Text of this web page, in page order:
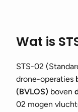
Wat is
STS-02
drone-operaties
(BVLOS) boven
02 mogen